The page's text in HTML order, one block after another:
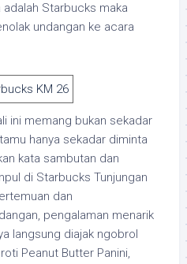
Starbucks maka
undangan ke acara
ini memang bukan sekadar
hanya sekadar diminta
kata sambutan dan
di Starbucks Tunjungan
dan
pengalaman menarik
langsung diajak ngobrol
Peanut Butter Panini,